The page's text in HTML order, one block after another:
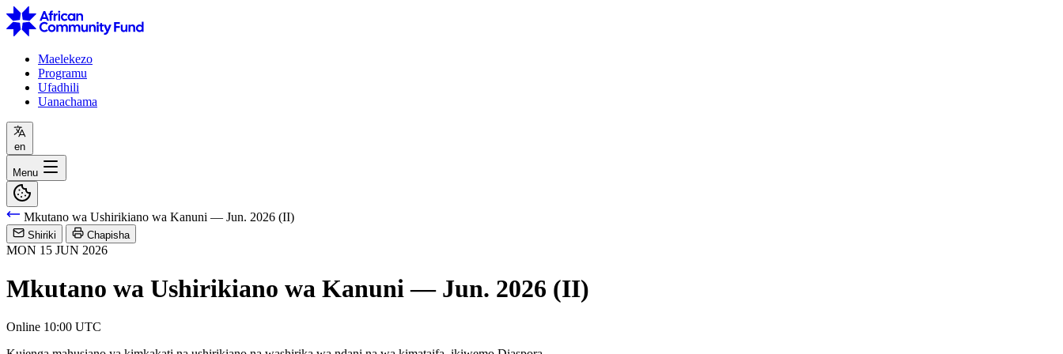
Maelekezo
Programu
Ufadhili
Uanachama
en
Menu
Mkutano wa Ushirikiano wa Kanuni — Jun. 2026 (II)
Shiriki Chapisha
MON 15 JUN 2026
Mkutano wa Ushirikiano wa Kanuni — Jun. 2026 (II)
Online 10:00 UTC